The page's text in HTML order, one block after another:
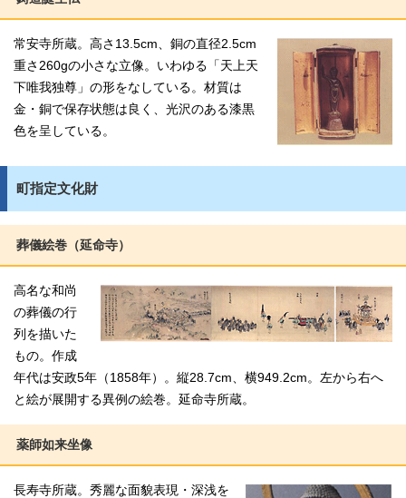
常安寺所蔵。高さ13.5cm、銅の直径2.5cm
重さ260gの小さな立像。いわゆる「天上天
下唯我独尊」の形をなしている。材質は
金・銅で保存状態は良く、光沢のある漆黒
色を呈している。
町指定文化財
葬儀絵巻（延命寺）
高名な和尚
の葬儀の行
列を描いた
もの。作成
年代は安政5年（1858年）。縦28.7cm、横949.2cm。左から右へ
と絵が展開する異例の絵巻。延命寺所蔵。
薬師如来坐像
長寿寺所蔵。秀麗な面貌表現・深浅を